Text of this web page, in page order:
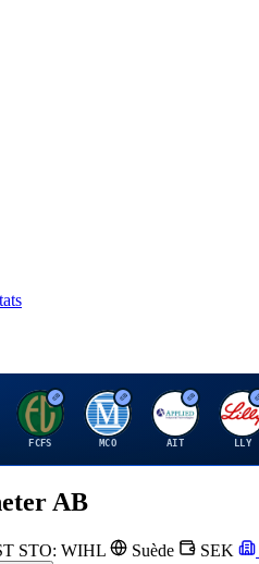
F
FCFS
M
MCO
A
AIT
E
LLY
AB
STO: WIHL Suède SEK